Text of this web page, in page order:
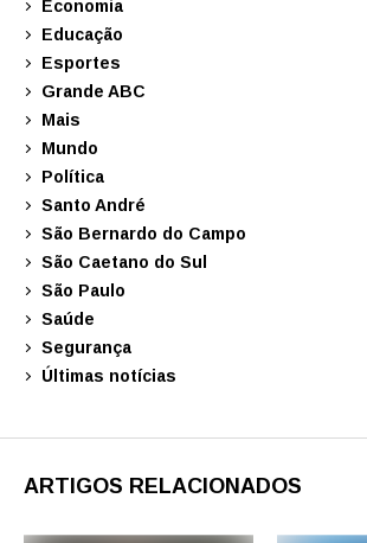
Economia
Educação
Esportes
Grande ABC
Mais
Mundo
Política
Santo André
São Bernardo do Campo
São Caetano do Sul
São Paulo
Saúde
Segurança
Últimas notícias
ARTIGOS RELACIONADOS